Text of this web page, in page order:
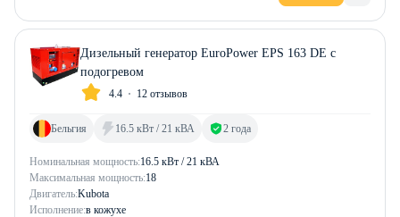
Дизельный генератор EuroPower EPS 163 DE с
подогревом
4.4 12 отзывов
Номинальная мощность:16.5 кВт / 21 кВА
Максимальная мощность:18
Двигатель:Kubota
Исполнение:в кожухе
Бельгия 16.5 кВт / 21 кВА 2 года